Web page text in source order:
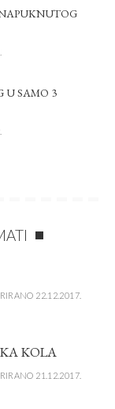
U SAMO 3
22.12.2017.
KOLA
21.12.2017.